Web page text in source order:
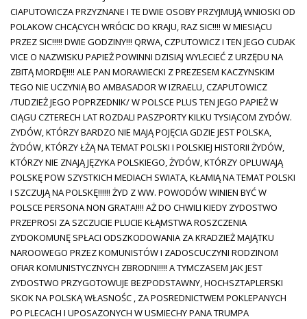
CIAPUTOWICZA PRZYZNANE I TE DWIE OSOBY PRZYJMUJĄ WNIOSKI OD
POLAKOW CHCĄCYCH WRÓCIC DO KRAJU, RAZ SIC!!!! W MIESIĄCU
PRZEZ SIC!!!!! DWIE GODZINY!!! QRWA, CZPUTOWICZ I TEN JEGO CUDAK
VICE O NAZWISKU PAPIEŻ POWINNI DZISIAJ WYLECIEĆ Z URZĘDU NA
ZBITĄ MORDĘ!!!! ALE PAN MORAWIECKI Z PREZESEM KACZYNSKIM
TEGO NIE UCZYNIĄ BO AMBASADOR W IZRAELU, CZAPUTOWICZ
/TUDZIEŻ JEGO POPRZEDNIK/ W POLSCE PLUS TEN JEGO PAPIEŻ W
CIĄGU CZTERECH LAT ROZDALI PASZPORTY KILKU TYSIĄCOM ZYDÓW.
ZYDÓW, KTÓRZY BARDZO NIE MAJĄ POJĘCIA GDZIE JEST POLSKA,
ŻYDÓW, KTÓRZY ŁŻĄ NA TEMAT POLSKI I POLSKIEJ HISTORII ŻYDÓW,
KTÓRZY NIE ZNAJĄ JĘZYKA POLSKIEGO, ŻYDÓW, KTÓRZY OPLUWAJĄ
POLSKĘ POW SZYSTKICH MEDIACH SWIATA, KŁAMIĄ NA TEMAT POLSKI
I SZCZUJĄ NA POLSKĘ!!!!!! ŻYD Z WW. POWODÓW WINIEN BYĆ W
POLSCE PERSONA NON GRATA!!!! AŻ DO CHWILI KIEDY ZYDOSTWO
PRZEPROSI ZA SZCZUCIE PLUCIE KŁĄMSTWA ROSZCZENIA
ZYDOKOMUNĘ SPŁACI ODSZKODOWANIA ZA KRADZIEŻ MAJĄTKU
NAROOWEGO PRZEZ KOMUNISTÓW I ZADOSCUCZYNI RODZINOM
OFIAR KOMUNISTYCZNYCH ZBRODNI!!!! A TYMCZASEM JAK JEST
ZYDOSTWO PRZYGOTOWUJE BEZPODSTAWNY, HOCHSZTAPLERSKI
SKOK NA POLSKĄ WŁASNOŚC , ZA POSREDNICTWEM POKLEPANYCH
PO PLECACH I UPOSAZONYCH W USMIECHY PANA TRUMPA